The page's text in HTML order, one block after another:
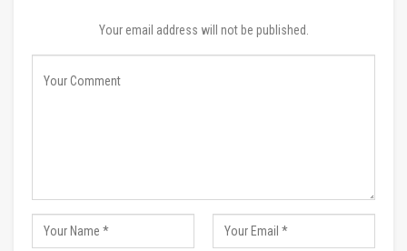
Your email address will not be published.